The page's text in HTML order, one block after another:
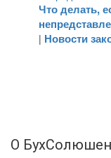
Что делать,
| Новости
О